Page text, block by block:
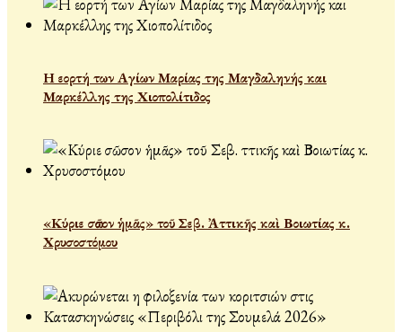
Η εορτή των Αγίων Μαρίας της Μαγδαληνής και
Μαρκέλλης της Χιοπολίτιδος
«Κύριε σῶσον ἡμᾶς» τοῦ Σεβ. Ἀττικῆς καὶ Βοιωτίας κ.
Χρυσοστόμου